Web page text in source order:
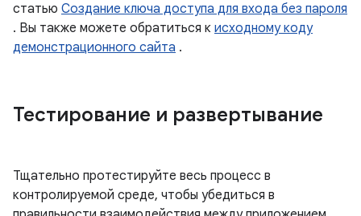
статью Создание ключа доступа для входа без пароля
. Вы также можете обратиться к исходному коду
демонстрационного сайта .
Тестирование и развертывание
Тщательно протестируйте весь процесс в
контролируемой среде, чтобы убедиться в